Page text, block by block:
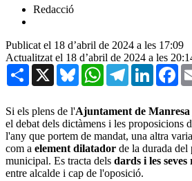
Redacció
Publicat el 18 d’abril de 2024 a les 17:09
Actualitzat el 18 d’abril de 2024 a les
Share X BlueskyWhatsAppTelegram
Si els plens de l'Ajuntament de Manresa
el debat dels dictàmens i les proposicions
l'any que portem de mandat, una altra
com a element dilatador de la durada
municipal. Es tracta dels dards i les seves
entre alcalde i cap de l'oposició.